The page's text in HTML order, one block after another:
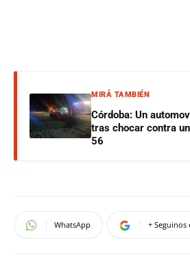
MIRÁ TAMBIÉN
Córdoba: Un
tras chocar contra
56
WhatsApp + Seguinos